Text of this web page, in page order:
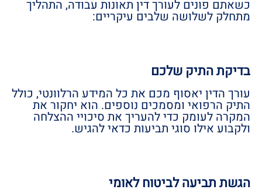
כשאתם פונים לעורך דין תאונות עבודה, התהליך
מתחלק לשלושה שלבים עיקריים:
בדיקת התיק שלכם
עורך הדין יאסוף מכם את כל המידע הרלוונטי, כולל
התיק הרפואי ומסמכים נוספים. הוא יחקור את
המקרה לעומק כדי להעריך את סיכויי ההצלחה
ולקבוע אילו סוגי תביעות כדאי להגיש.
הגשת תביעה לביטוח לאומי